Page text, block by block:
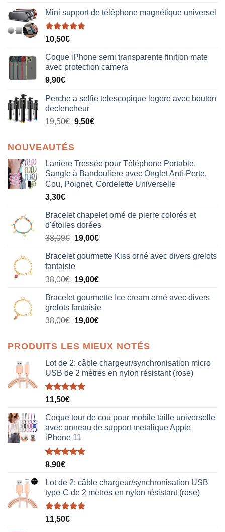
Mini support de téléphone magnétique universel
Note5.00
10,50€
Coque iPhone semi transparente finition mate
avec protection camera
9,90€
Perche a selfie telescopique legere avec bouton
declencheur
19,50€ 9,50€
NOUVEAUTÉS
Lanière Tressée pour Téléphone Portable,
Sangle à Bandoulière avec Onglet Anti-Perte,
Cou, Poignet, Cordelette Universelle
3,30€
Bracelet chapelet orné de pierre colorés et
d'étoiles dorées
38,00€ Le
initial
était :
38,00€.
19,00€Le
actuel
19,00€.
Bracelet gourmette Kiss orné avec divers grelots
fantaisie
38,00€ Le
initial
était :
38,00€.
19,00€Le
actuel
est :
19,00€.
Bracelet gourmette Ice cream orné avec divers
grelots fantaisie
38,00€ Le
était :
38,00€.
19,00€Le
est :
19,00€.
PRODUITS LES MIEUX NOTÉS
Lot de 2: câble chargeur/synchronisation micro
USB de 2 mètres en nylon résistant (rose)
Note5.00
11,50€
Coque tour de cou pour mobile taille universelle
avec anneau de support metalique Apple
iPhone 11
Note5.00
8,90€
Lot de 2: câble chargeur/synchronisation USB
type-C de 2 mètres en nylon résistant (rose)
Note5.00
11,50€